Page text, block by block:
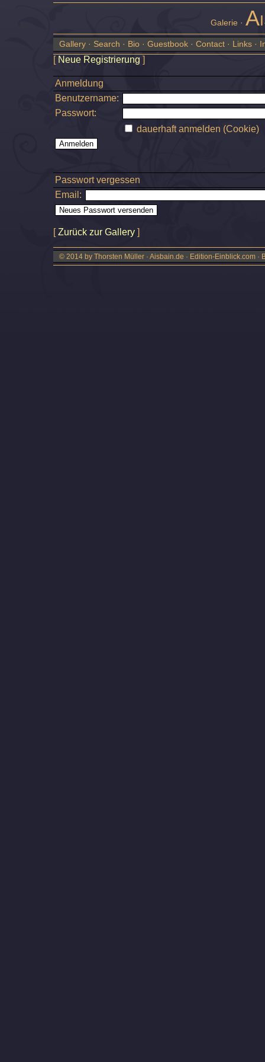
Galerie ·
Gallery · Search · Bio · Guestbook · Contact · Links ·
[ Neue Registrierung ]
Anmeldung
Benutzername:
Passwort:
dauerhaft anmelden (Cookie)
Passwort vergessen
Email:
[Zurück zur Gallery ]
© 2014 by Thorsten Müller · Aisbain.de · Edition-Einblick.com ·